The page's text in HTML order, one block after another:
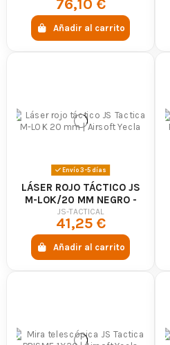
76,10 €
Añadir al carrito
Envío 3-5 días
LÁSER ROJO TÁCTICO JS
M-LOK/20 MM NEGRO -
JS TACTICAL
JS-TACTICAL
41,25 €
Añadir al carrito